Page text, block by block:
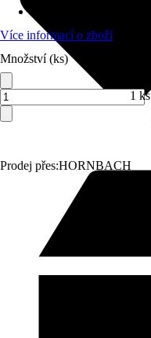
Prodej přes:HORNBACH
Více informací o zboží
Množství (ks)
1 ks